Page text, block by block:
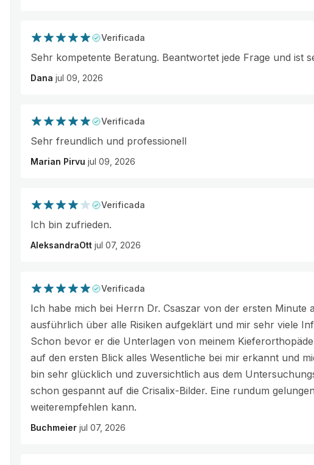
Verificada
Sehr kompetente Beratung. Beantwortet jede Frage und ist
Dana jul 09, 2026
Verificada
Sehr freundlich und professionell
Marian Pirvu jul 09, 2026
Verificada
Ich bin zufrieden.
AleksandraOtt jul 07, 2026
Verificada
Ich habe mich bei Herrn Dr. Csaszar von der ersten Minute
ausführlich über alle Risiken aufgeklärt und mir sehr viele
Schon bevor er die Unterlagen von meinem
auf den ersten Blick alles Wesentliche bei mir erkannt und
bin sehr glücklich und zuversichtlich aus dem
schon gespannt auf die Crisalix-Bilder. Eine rundum
weiterempfehlen kann.
Buchmeier jul 07, 2026